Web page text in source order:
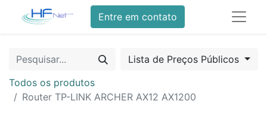
Entre em contato
Lista de Preços Públicos
Todos os produtos
Router TP-LINK ARCHER AX12 AX1200